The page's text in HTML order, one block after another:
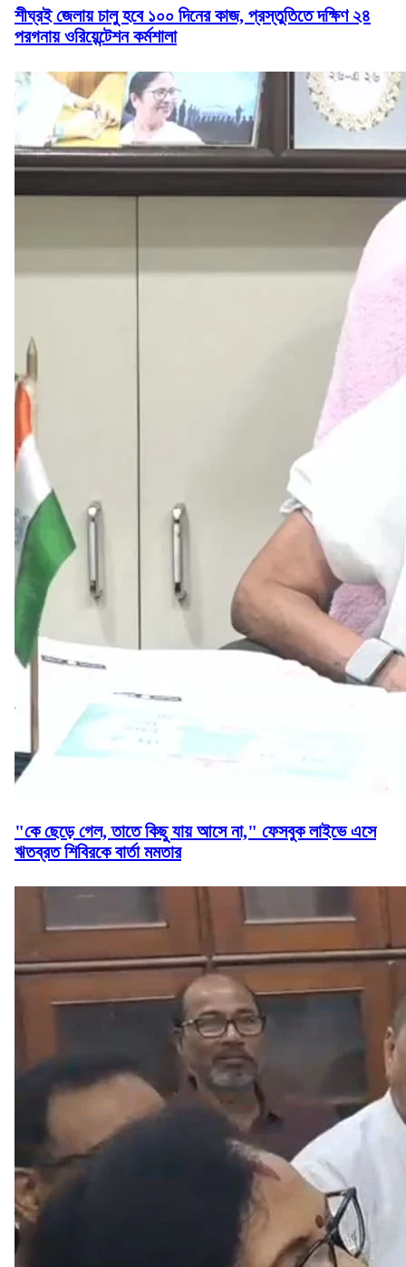
শীঘ্রই জেলায় চালু হবে ১০০ দিনের কাজ, প্রস্তুতিতে দক্ষিণ ২৪
পরগনায় ওরিয়েন্টেশন কর্মশালা
"কে ছেড়ে গেল, তাতে কিছু যায় আসে না," ফেসবুক লাইভে এসে
ঋতব্রত শিবিরকে বার্তা মমতার